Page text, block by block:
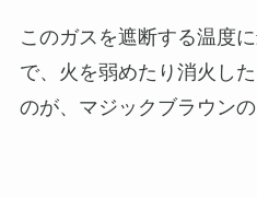
このガスを遮断する温度
で、火を弱めたり消火し
のが、マジックブラウン